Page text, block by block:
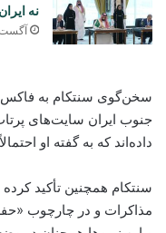
نه
آگست 9,
سخن‌گوی سنتکام به
جنوب ایران سایت‌های
داده‌اند که به گفته او
سنتکام همچنین تأکید
مذاکرات و در چارچوب